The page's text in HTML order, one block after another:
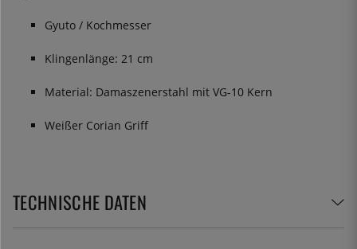
Gyuto / Kochmesser
Klingenlänge: 21 cm
Material: Damaszenerstahl mit VG-10 Kern
Weißer Corian Griff
TECHNISCHE DATEN